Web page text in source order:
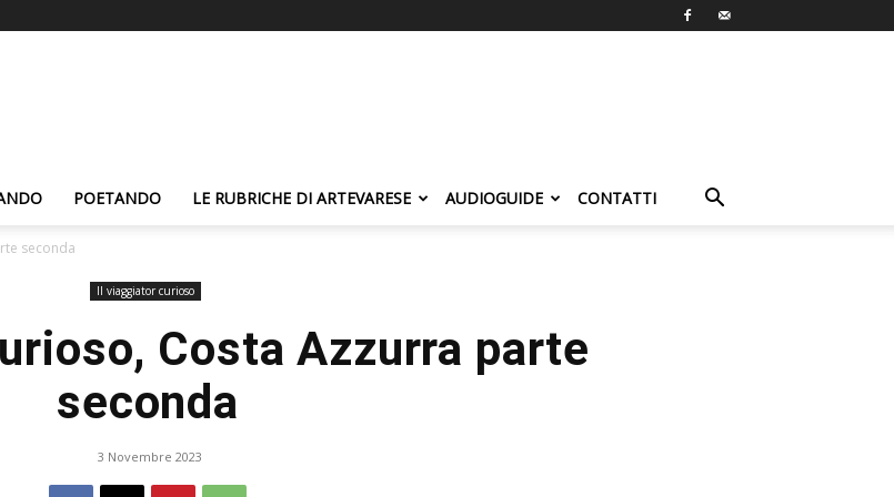
POETANDO LE RUBRICHE DI ARTEVARESE AUDIOGUIDE CONTATTI
seconda
Il viaggiator curioso
Costa Azzurra parte
seconda
3 Novembre 2023